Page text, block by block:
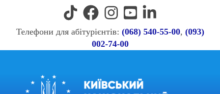
Телефони для абітурієнтів: (068) 540-55-00, (093)
002-74-00